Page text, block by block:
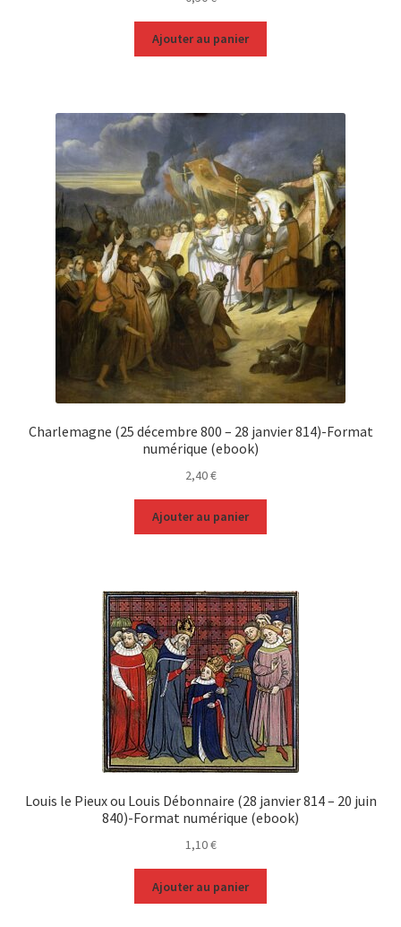
Ajouter au panier
Charlemagne (25 décembre 800 – 28 janvier 814)-Format
numérique (ebook)
2,40€
Ajouter au panier
Louis le Pieux ou Louis Débonnaire (28 janvier 814 – 20 juin
840)-Format numérique (ebook)
1,10€
Ajouter au panier